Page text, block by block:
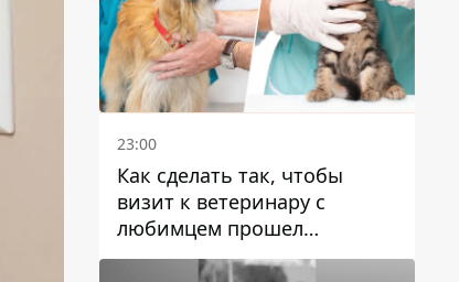
23:00
Как сделать так, чтобы
визит к ветеринару с
любимцем прошел
спокойно: простые советы